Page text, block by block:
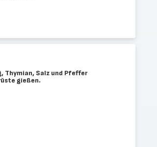
Thymian, Salz und Pfeffer
gießen.